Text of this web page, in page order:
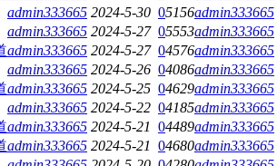
admin333665 2024-5-30 05156admin333665
admin333665 2024-5-27 05553admin333665
admin333665 2024-5-27 04576admin333665
admin333665 2024-5-26 04086admin333665
admin333665 2024-5-25 04629admin333665
admin333665 2024-5-22 04185admin333665
admin333665 2024-5-21 04489admin333665
admin333665 2024-5-21 04680admin333665